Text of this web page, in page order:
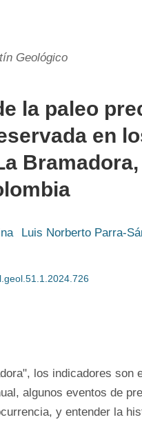
Geológico
la paleo
en
Luis Norberto Parra-
los indicadores son
algunos eventos de
y entender la